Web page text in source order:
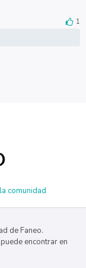
1
comunidad
de Faneo.
encontrar en